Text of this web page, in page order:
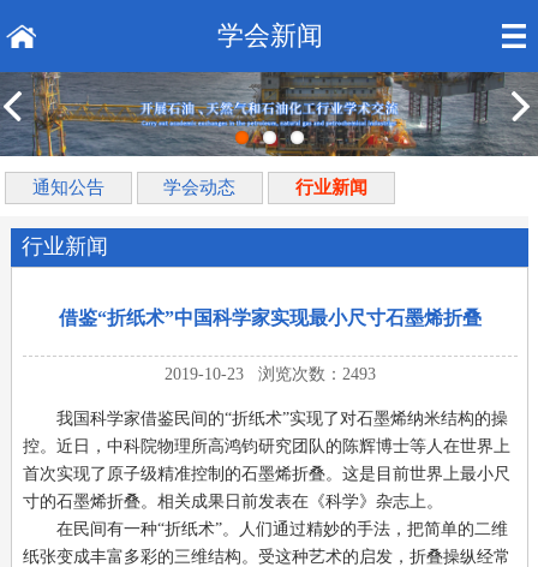
学会新闻
通知公告 学会动态 行业新闻
行业新闻
借鉴“折纸术”中国科学家实现最小尺寸石墨烯折叠
2019-10-23 浏览次数：2493
我国科学家借鉴民间的“折纸术”实现了对石墨烯纳米结构的操
控。近日，中科院物理所高鸿钧研究团队的陈辉博士等人在世界上
首次实现了原子级精准控制的石墨烯折叠。这是目前世界上最小尺
寸的石墨烯折叠。相关成果日前发表在《科学》杂志上。
在民间有一种“折纸术”。人们通过精妙的手法，把简单的二维
纸张变成丰富多彩的三维结构。受这种艺术的启发，折叠操纵经常